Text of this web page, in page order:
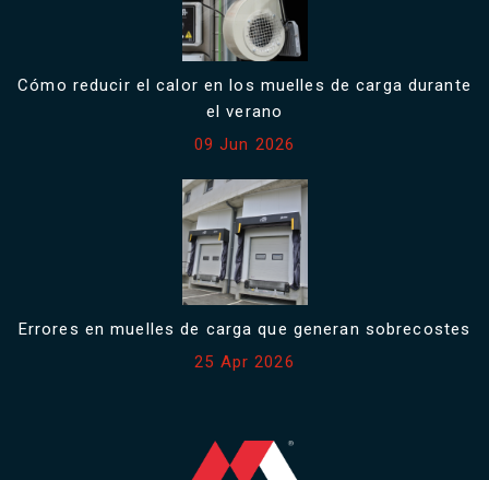
Cómo reducir el calor en los muelles de carga durante
el verano
09 Jun 2026
Errores en muelles de carga que generan sobrecostes
25 Apr 2026